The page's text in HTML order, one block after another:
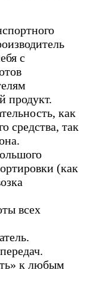
с
продукт.
как
средства, так
(как
всех
к любым